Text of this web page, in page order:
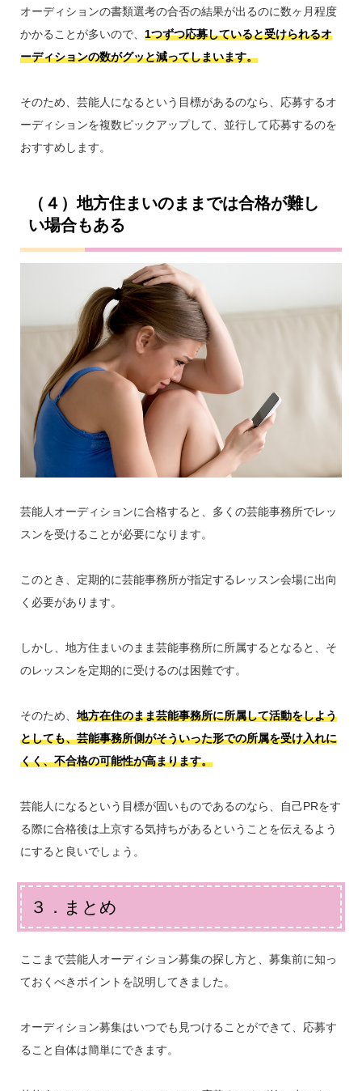
オーディションの書類選考の合否の結果が出るのに数ヶ月程度
かかることが多いので、 1つずつ応募していると受けられるオ
ーディションの数がグッと減ってしまいます。
そのため、芸能人になるという目標があるのなら、応募するオ
ーディションを複数ピックアップして、並行して応募するのを
おすすめします。
（４）地方住まいのままでは合格が難し
い場合もある
芸能人オーディションに合格すると、多くの芸能事務所でレッ
スンを受けることが必要になります。
このとき、定期的に芸能事務所が指定するレッスン会場に出向
く必要があります。
しかし、地方住まいのまま芸能事務所に所属するとなると、そ
のレッスンを定期的に受けるのは困難です。
そのため、 地方在住のまま芸能事務所に所属して活動をしよう
としても、芸能事務所側がそういった形での所属を受け入れに
くく、不合格の可能性が高まります。
芸能人になるという目標が固いものであるのなら、自己PRをす
る際に合格後は上京する気持ちがあるということを伝えるよう
にすると良いでしょう。
３．まとめ
ここまで芸能人オーディション募集の探し方と、募集前に知っ
ておくべきポイントを説明してきました。
オーディション募集はいつでも見つけることができて、応募す
ること自体は簡単にできます。